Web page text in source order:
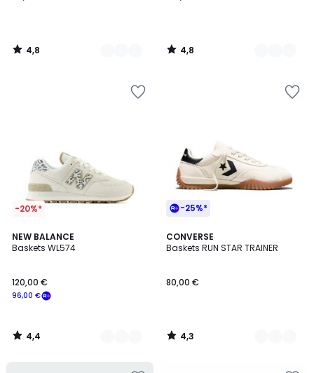
4,8
/
4,8
/
-20%*
NEW BALANCE
Baskets WL574
96,00 €
120,00 €
4,4
/ 5
2
Couleurs
4,4
/
-25%*
CONVERSE
Baskets RUN STAR TRAINER
80,00 €
4,3
/ 5
2
Couleurs
4,3
/